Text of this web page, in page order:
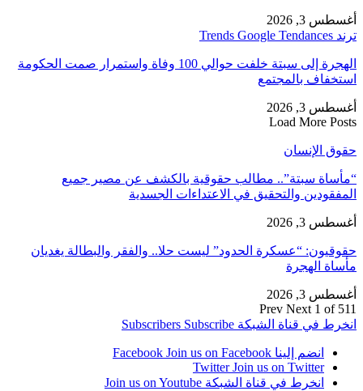
أغسطس 3, 2026
ترند Trends Google Tendances
الهجرة إلى سبتة خلفت حوالي 100 وفاة واستمرار صمت الحكومة
استخفاف بالمجتمع
أغسطس 3, 2026
Load More Posts
حقوق الإنسان
“مأساة سبتة”.. مطالب حقوقية بالكشف عن مصير جميع
المفقودين والتحقيق في الاعتداءات الجسدية
أغسطس 3, 2026
حقوقيون: “عسكرة الحدود” ليست حلا.. والفقر والبطالة يغديان
مأساة الهجرة
أغسطس 3, 2026
Prev Next 1 of 511
انخرط في قناة الشبكة
Subscribers Subscribe
انضم إلينا Facebook Join us on Facebook
Twitter Join us on Twitter
انخرط في قناة الشبكة Join us on Youtube